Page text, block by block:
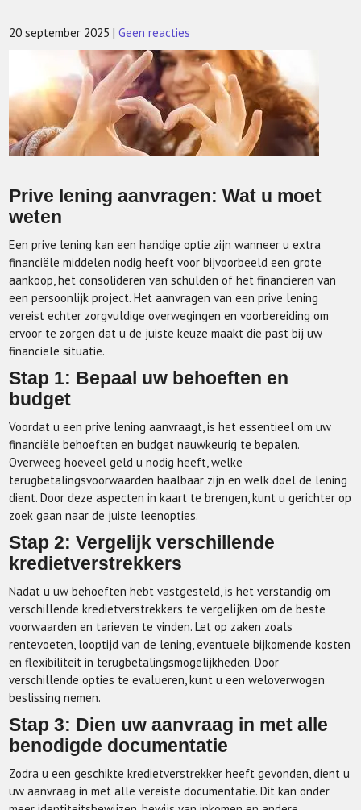
20 september 2025 |Geen reacties
Prive lening aanvragen: Wat u moet
weten
Een prive lening kan een handige optie zijn wanneer u extra
financiële middelen nodig heeft voor bijvoorbeeld een grote
aankoop, het consolideren van schulden of het financieren van
een persoonlijk project. Het aanvragen van een prive lening
vereist echter zorgvuldige overwegingen en voorbereiding om
ervoor te zorgen dat u de juiste keuze maakt die past bij uw
financiële situatie.
Stap 1: Bepaal uw behoeften en
budget
Voordat u een prive lening aanvraagt, is het essentieel om uw
financiële behoeften en budget nauwkeurig te bepalen.
Overweeg hoeveel geld u nodig heeft, welke
terugbetalingsvoorwaarden haalbaar zijn en welk doel de lening
dient. Door deze aspecten in kaart te brengen, kunt u gerichter op
zoek gaan naar de juiste leenopties.
Stap 2: Vergelijk verschillende
kredietverstrekkers
Nadat u uw behoeften hebt vastgesteld, is het verstandig om
verschillende kredietverstrekkers te vergelijken om de beste
voorwaarden en tarieven te vinden. Let op zaken zoals
rentevoeten, looptijd van de lening, eventuele bijkomende kosten
en flexibiliteit in terugbetalingsmogelijkheden. Door
verschillende opties te evalueren, kunt u een weloverwogen
beslissing nemen.
Stap 3: Dien uw aanvraag in met alle
benodigde documentatie
Zodra u een geschikte kredietverstrekker heeft gevonden, dient u
uw aanvraag in met alle vereiste documentatie. Dit kan onder